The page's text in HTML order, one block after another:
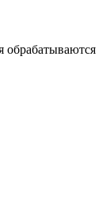
обрабатываются